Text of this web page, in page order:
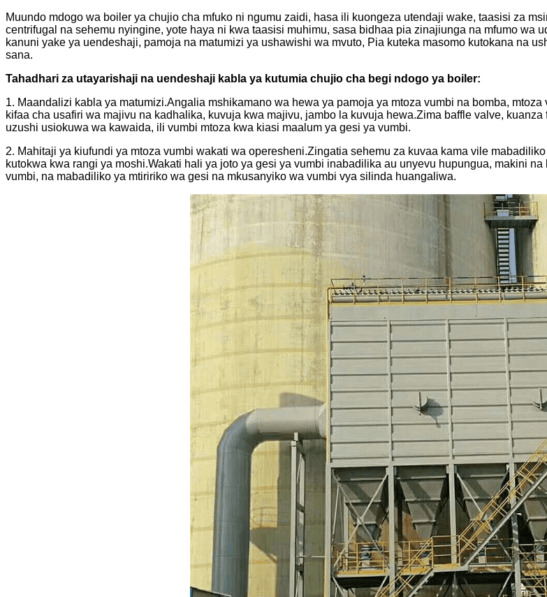
Muundo mdogo wa boiler ya chujio cha mfuko ni ngumu zaidi, hasa ili kuongeza utendaji wake, taasisi za
centrifugal na sehemu nyingine, yote haya ni kwa taasisi muhimu, sasa bidhaa pia zinajiunga na mfumo wa
kanuni yake ya uendeshaji, pamoja na matumizi ya ushawishi wa mvuto, Pia kuteka masomo kutokana na
sana.
Tahadhari za utayarishaji na uendeshaji kabla ya kutumia chujio cha begi ndogo ya boiler:
1. Maandalizi kabla ya matumizi.Angalia mshikamano wa hewa ya pamoja ya mtoza vumbi na bomba,
kifaa cha usafiri wa majivu na kadhalika, kuvuja kwa majivu, jambo la kuvuja hewa.Zima baffle valve,
uzushi usiokuwa wa kawaida, ili vumbi mtoza kwa kiasi maalum ya gesi ya vumbi.
2. Mahitaji ya kiufundi ya mtoza vumbi wakati wa operesheni.Zingatia sehemu za kuvaa kama vile
kutokwa kwa rangi ya moshi.Wakati hali ya joto ya gesi ya vumbi inabadilika au unyevu hupungua, makini
vumbi, na mabadiliko ya mtiririko wa gesi na mkusanyiko wa vumbi vya silinda huangaliwa.